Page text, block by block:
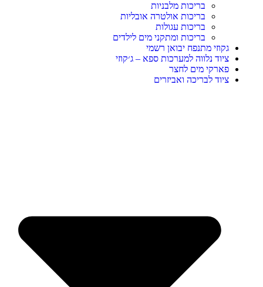
בריכות מלבניות
בריכות אולטרה אובליות
בריכות עגולות
בריכות ומתקני מים לילדים
גקוזי מתנפח יבואן רשמי
ציוד נלווה למערכות ספא – ג׳קוזי
פארקי מים לחצר
ציוד לבריכה ואביזרים